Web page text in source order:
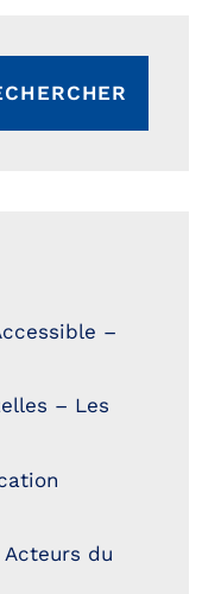
–
– Les
du